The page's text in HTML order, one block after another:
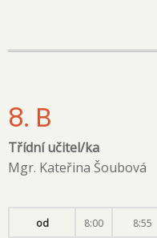
8. B
Třídní učitel/ka
Mgr. Kateřina Šoubová
od 8:00 8:55